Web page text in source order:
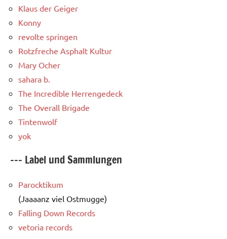
Klaus der Geiger
Konny
revolte springen
Rotzfreche Asphalt Kultur
Mary Ocher
sahara b.
The Incredible Herrengedeck
The Overall Brigade
Tintenwolf
yok
--- Label und Sammlungen
Parocktikum
(Jaaaanz viel Ostmugge)
Falling Down Records
vetoria records